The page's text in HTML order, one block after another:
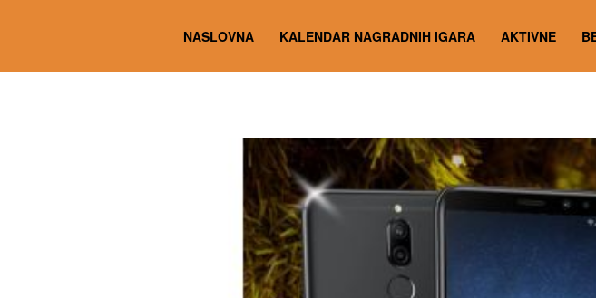
NASLOVNA KALENDAR NAGRADNIH IGARA AKTIVNE